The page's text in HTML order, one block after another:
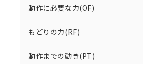
動作に必要な力(OF)
もどりの力(RF)
動作までの動き(PT)